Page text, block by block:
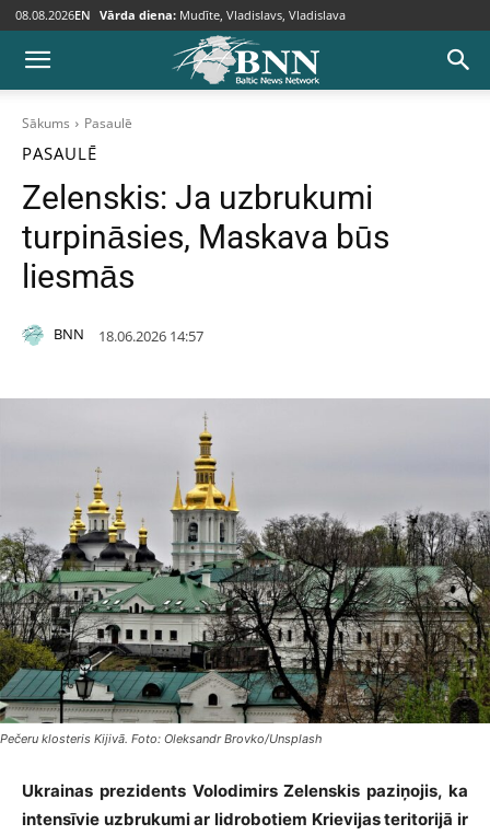
08.08.2026EN Vārda diena: Mudīte, Vladislavs, Vladislava
Sākums Pasaulē
PASAULĒ
Zelenskis: Ja uzbrukumi
turpināsies, Maskava būs
liesmās
BNN 18.06.2026 14:57
Pečeru klosteris Kijivā. Foto: Oleksandr Brovko/Unsplash
Ukrainas prezidents Volodimirs Zelenskis paziņojis, ka
intensīvie uzbrukumi ar lidrobotiem Krievijas teritorijā ir